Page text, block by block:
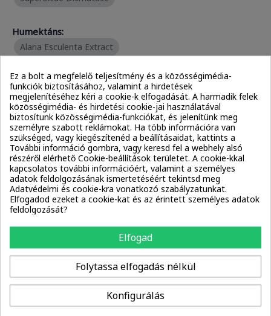
Humektáns:
Alaria Esculenta Extract
Alkoholok:
Cetearyl Alcohol Cetyl Alcohol
Emulgeálószerek:
Cetearyl Alcohol Cetyl Alcohol
További összetevők
Humektáns:
Butylene Glycol
Filmképző anyagok:
Polyquaternium-37
Ez a bolt a megfelelő teljesítmény és a közösségimédia-
funkciók biztosításához, valamint a hirdetések
megjelenítéséhez kéri a cookie-k elfogadását. A harmadik felek
közösségimédia- és hirdetési cookie-jai használatával
biztosítunk közösségimédia-funkciókat, és jelenítünk meg
személyre szabott reklámokat. Ha több információra van
szükséged, vagy kiegészítenéd a beállításaidat, kattints a
További információ gombra, vagy keresd fel a webhely alsó
részéről elérhető Cookie-beállítások területet. A cookie-kkal
kapcsolatos további információért, valamint a személyes
adatok feldolgozásának ismertetéséért tekintsd meg
Adatvédelmi és cookie-kra vonatkozó szabályzatunkat.
Elfogadod ezeket a cookie-kat és az érintett személyes adatok
feldolgozását?
Elfogad
Folytassa elfogadás nélkül
Konfigurálás